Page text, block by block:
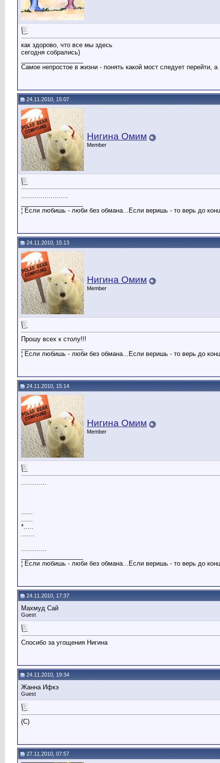
как здорово, что все мы здесь
сегодня собрались)
Самое непростое в жизни - понять какой мост следует перейти, а
24.11.2010, 15:07
Нигина Омим
Member
........................
¦ Если любишь - люби без обмана...Если веришь - то верь до
24.11.2010, 15:13
Нигина Омим
Member
Прошу всех к столу!!!
¦ Если любишь - люби без обмана...Если веришь - то верь до
24.11.2010, 15:14
Нигина Омим
Member
.............
......
......
*.....
.......
.............
¦ Если любишь - люби без обмана...Если веришь - то верь до
24.11.2010, 17:37
Махмуд Сай
Guest
Спосибо за угощения Нигина
24.11.2010, 19:34
Жанна Ифкэ
Guest
(C)
27.11.2010, 07:57